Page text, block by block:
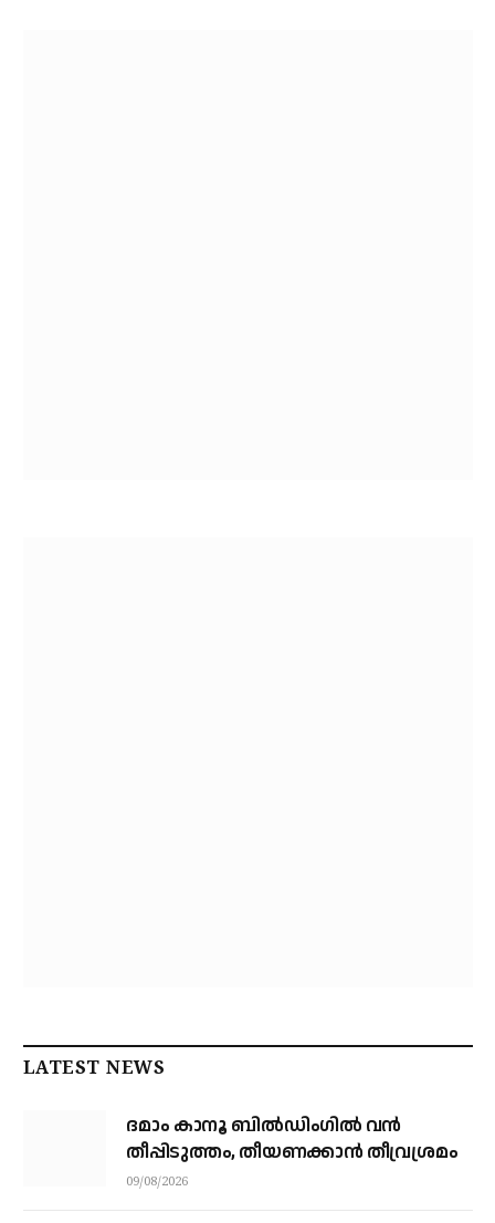
LATEST NEWS
ദമാം കാനൂ ബിൽഡിംഗിൽ വൻ
തീപ്പിടുത്തം, തീയണക്കാൻ തീവ്രശ്രമം
09/08/2026